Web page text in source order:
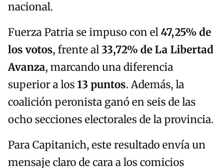
nacional.
Fuerza Patria se impuso con el47,25% de
los votos, frente al33,72% de La Libertad
Avanza, marcando una diferencia
superior a los13 puntos. Además, la
coalición peronista ganó en seis de las
ocho secciones electorales de la provincia.
Para Capitanich, este resultado envía un
mensaje claro de cara a los comicios